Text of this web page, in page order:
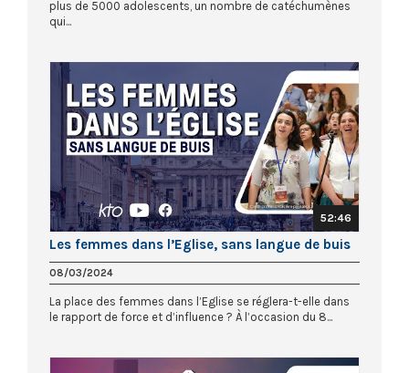
plus de 5000 adolescents, un nombre de catéchumènes
qui...
52:46
Les femmes dans l’Eglise, sans langue de buis
08/03/2024
La place des femmes dans l’Eglise se réglera-t-elle dans
le rapport de force et d’influence ? À l’occasion du 8...